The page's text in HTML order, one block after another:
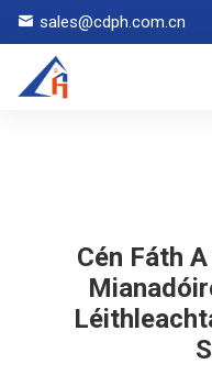
sales@cdph.com.cn
Cén Fáth